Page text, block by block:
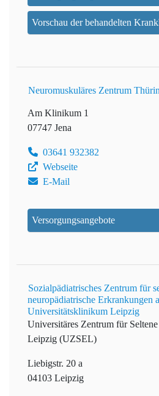
Vorschau der behandelten
Neuromuskuläres Zentrum
Am Klinikum 1
07747 Jena
03641 932382
Webseite
E-Mail
Versorgungsangebote
Sozialpädiatrisches Zentrum für
neuropädiatrische Erkrankungen
Universitätsklinikum Leipzig
Universitäres Zentrum für
Leipzig (UZSEL)
Liebigstr. 20 a
04103 Leipzig